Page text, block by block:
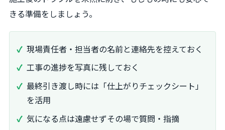
きる準備をしましょう。
現場責任者・担当者の名前と連絡先を控えておく
工事の進捗を写真に残しておく
最終引き渡し時には「仕上がりチェックシート」
を活用
気になる点は遠慮せずその場で質問・指摘